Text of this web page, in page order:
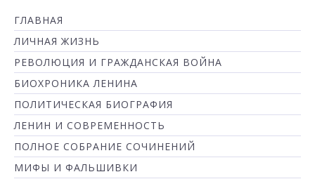
ГЛАВНАЯ
ЛИЧНАЯ ЖИЗНЬ
РЕВОЛЮЦИЯ И ГРАЖДАНСКАЯ ВОЙНА
БИОХРОНИКА ЛЕНИНА
ПОЛИТИЧЕСКАЯ БИОГРАФИЯ
ЛЕНИН И СОВРЕМЕННОСТЬ
ПОЛНОЕ СОБРАНИЕ СОЧИНЕНИЙ
МИФЫ И ФАЛЬШИВКИ